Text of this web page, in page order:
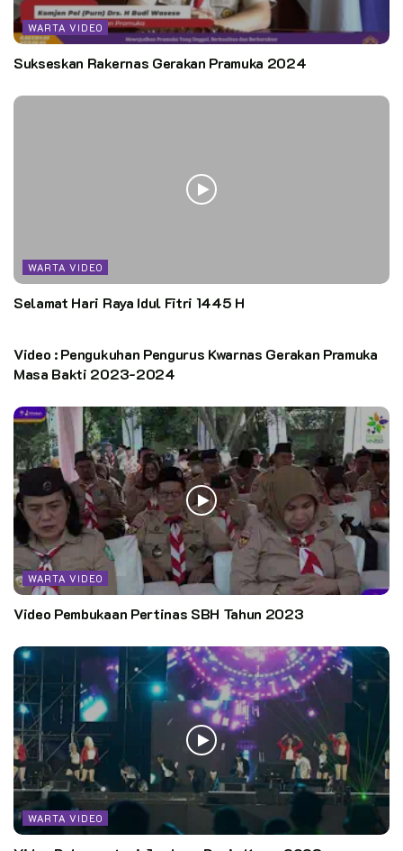
WARTA VIDEO
Sukseskan Rakernas Gerakan Pramuka 2024
WARTA VIDEO
Selamat Hari Raya Idul Fitri 1445 H
Video : Pengukuhan Pengurus Kwarnas Gerakan Pramuka
Masa Bakti 2023-2024
WARTA VIDEO
Video Pembukaan Pertinas SBH Tahun 2023
WARTA VIDEO